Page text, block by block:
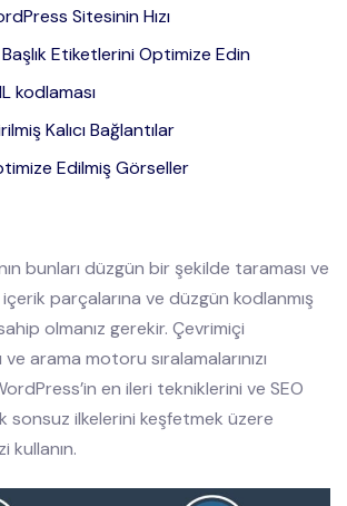
Sitesinin Hızı
Başlık Etiketlerini Optimize Edin
kodlaması
Kalıcı Bağlantılar
Edilmiş Görseller
bunları düzgün bir şekilde taraması ve
parçalarına ve düzgün kodlanmış
olmanız gerekir. Çevrimiçi
arama motoru sıralamalarınızı
en ileri tekniklerini ve SEO
sonsuz ilkelerini keşfetmek üzere
kullanın.